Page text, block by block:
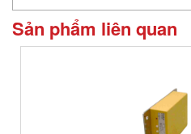
Sản phẩm liên quan